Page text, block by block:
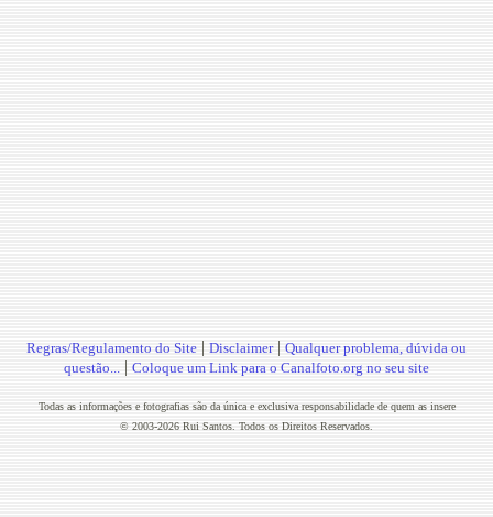
Regras/Regulamento do Site | Disclaimer| Qualquer problema, dúvida ou
questão... | Coloque um Link para o Canalfoto.org no seu site
Todas as informações e fotografias são da única e exclusiva responsabilidade de quem as insere
© 2003-2026 Rui Santos. Todos os Direitos Reservados.